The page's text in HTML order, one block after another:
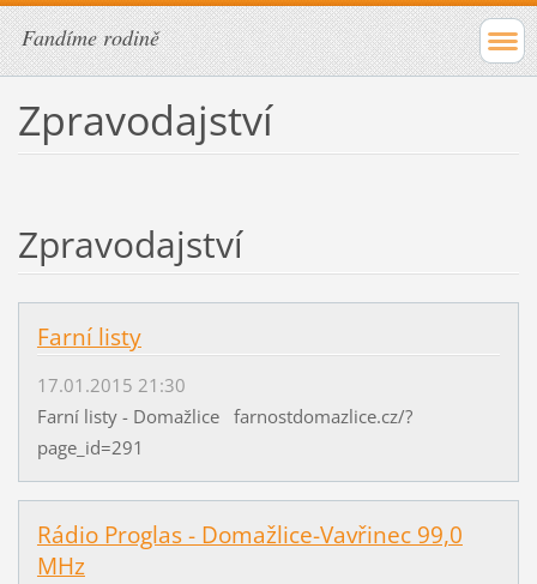
Fandíme rodině
Zpravodajství
Zpravodajství
Farní listy
17.01.2015 21:30
Farní listy - Domažlice farnostdomazlice.cz/?
page_id=291
Rádio Proglas - Domažlice-Vavřinec 99,0
MHz